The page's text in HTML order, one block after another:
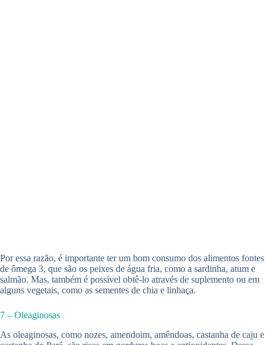
Por essa razão, é importante ter um bom consumo dos alimentos fontes
de ômega 3, que são os peixes de água fria, como a sardinha, atum e
salmão. Mas, também é possível obtê-lo através de suplemento ou em
alguns vegetais, como as sementes de chia e linhaça.
7 – Oleaginosas
As oleaginosas, como nozes, amendoim, amêndoas, castanha de caju e